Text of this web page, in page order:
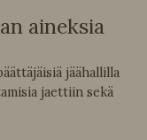
aineksia
jäähallilla
jaettiin sekä